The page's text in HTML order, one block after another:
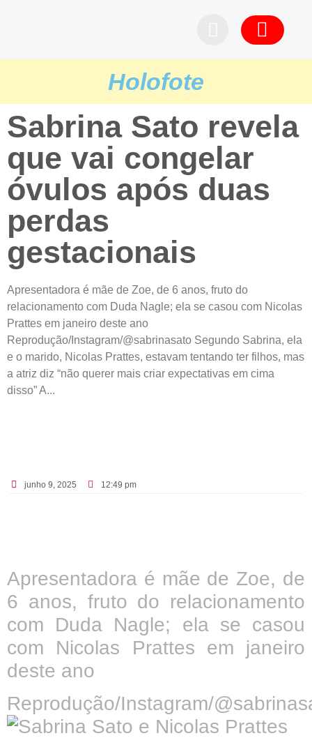
Holofote
Sabrina Sato revela
que vai congelar
óvulos após duas
perdas
gestacionais
Apresentadora é mãe de Zoe, de 6 anos, fruto do
relacionamento com Duda Nagle; ela se casou com Nicolas
Prattes em janeiro deste ano
Reprodução/Instagram/@sabrinasato Segundo Sabrina, ela
e o marido, Nicolas Prattes, estavam tentando ter filhos, mas
a atriz diz “não querer mais criar expectativas em cima
disso” A...
junho 9, 2025 12:49 pm
Apresentadora é mãe de Zoe, de
6 anos, fruto do relacionamento
com Duda Nagle; ela se casou
com Nicolas Prattes em janeiro
deste ano
Reprodução/Instagram/